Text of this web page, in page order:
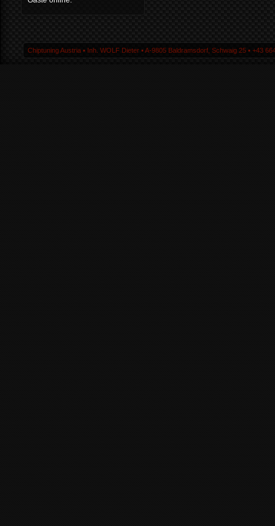
Chiptuning Austria ▪ Inh. WOLF Dieter ▪ A-9805 Baldramsdorf, Schwaig 25 ▪ +43